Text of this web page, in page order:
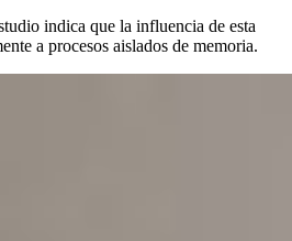
indica que la influencia de esta
a procesos aislados de memoria.